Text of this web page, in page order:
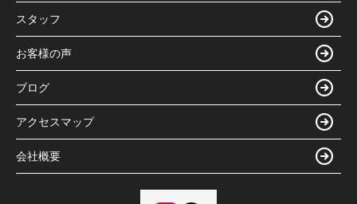
スタッフ
お客様の声
ブログ
アクセスマップ
会社概要